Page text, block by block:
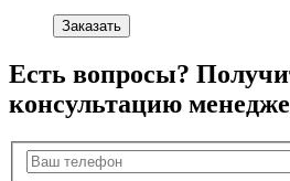
Заказать
Есть вопросы?
консультацию